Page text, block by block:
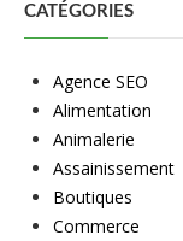
CATÉGORIES
Agence SEO
Alimentation
Animalerie
Assainissement
Boutiques
Commerce